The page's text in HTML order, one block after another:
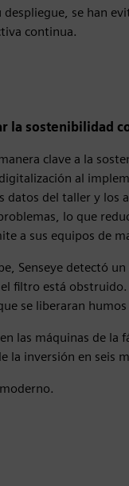
se han
continua.
la sostenibilidad
clave a la
al
datos del taller y los
lo que
a sus equipos de
Senseye detectó
filtro está
se liberaran
las máquinas de la
la inversión en seis